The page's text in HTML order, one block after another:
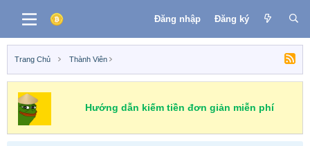
Đăng nhập Đăng ký
Trang Chủ Thành Viên
Hướng dẫn kiếm tiền đơn giản miễn phí